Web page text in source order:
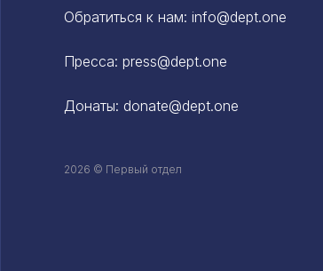
Обратиться к нам: info@dept.one
Пресса: press@dept.one
Донаты: donate@dept.one
2026 © Первый отдел